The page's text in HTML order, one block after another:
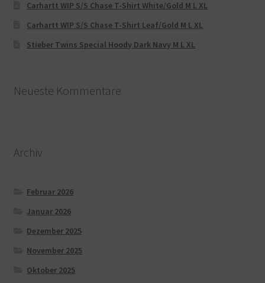
Carhartt WIP S/S Chase T-Shirt White/Gold M L XL
Carhartt WIP S/S Chase T-Shirt Leaf/Gold M L XL
Stieber Twins Special Hoody Dark Navy M L XL
Neueste Kommentare
Archiv
Februar 2026
Januar 2026
Dezember 2025
November 2025
Oktober 2025